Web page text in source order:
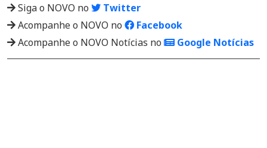
Siga o NOVO no
Twitter
Acompanhe o NOVO no
Facebook
Acompanhe o NOVO Notícias no
Google Notícias